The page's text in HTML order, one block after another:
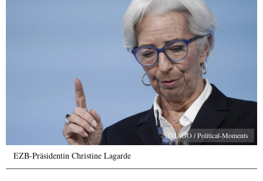
IMAGO / Political-Moments
EZB-Präsidentin Christine Lagarde